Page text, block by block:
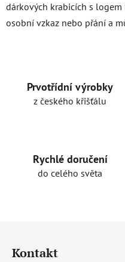
dárkových krabicích s logem
osobní vzkaz nebo přání a
Prvotřídní výrobky
z českého křišťálu
Rychlé doručení
do celého světa
Kontakt